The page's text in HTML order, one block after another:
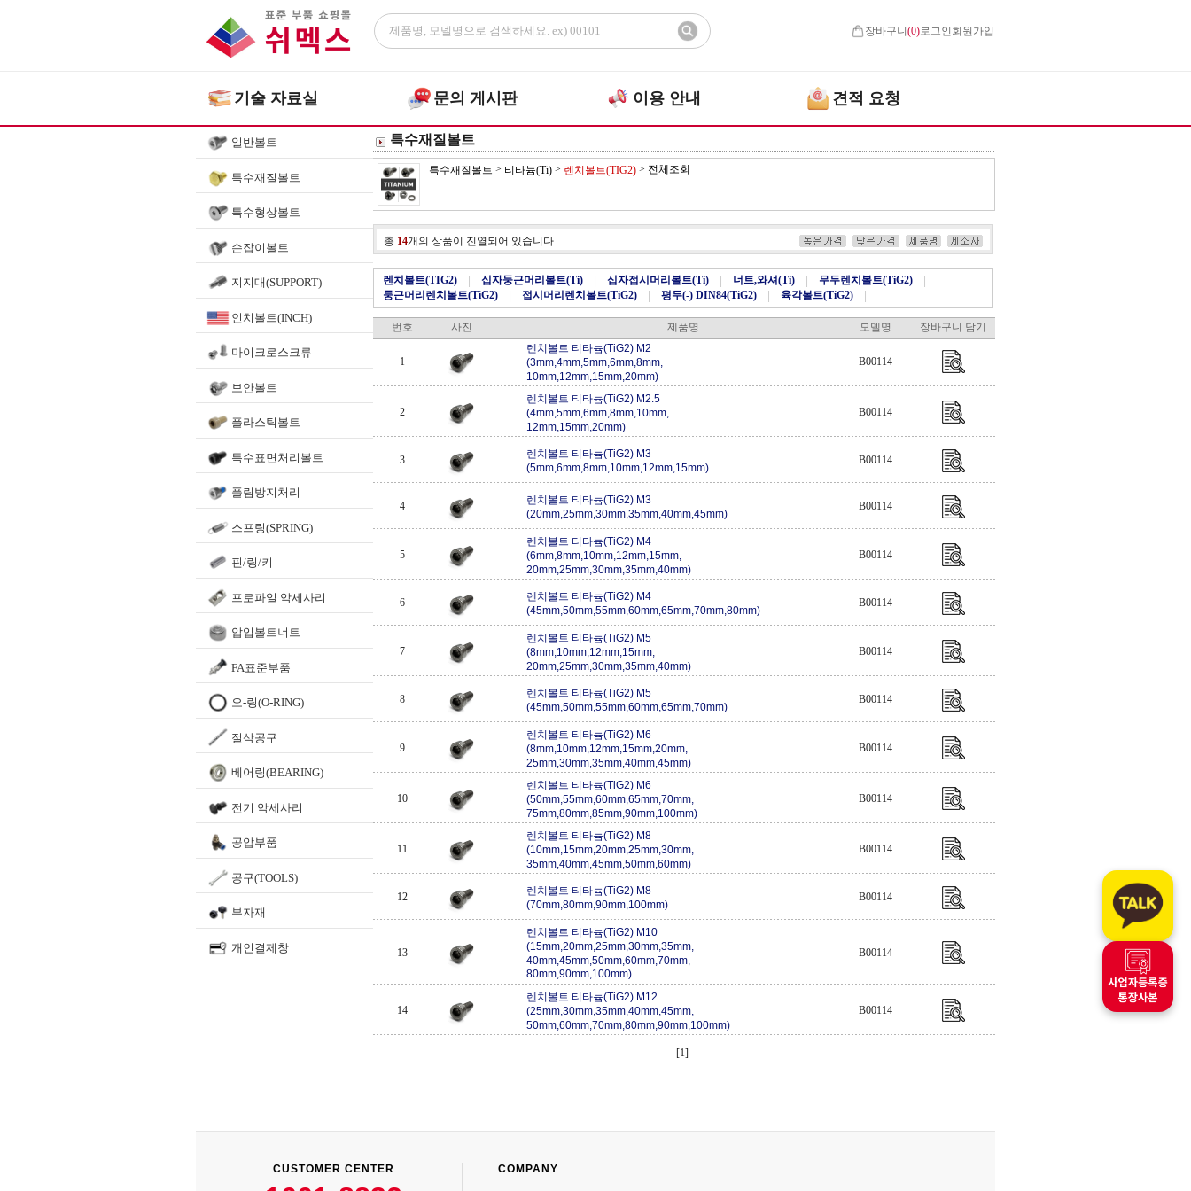
장바구니(0)로그인 회원가입
기술 자료실 문의 게시판 이용 안내 견적 요청
일반볼트
특수재질볼트
특수형상볼트
손잡이볼트
지지대(SUPPORT)
인치볼트(INCH)
마이크로스크류
보안볼트
플라스틱볼트
특수표면처리볼트
풀림방지처리
스프링(SPRING)
핀/링/키
프로파일 악세사리
압입볼트너트
FA표준부품
오-링(O-RING)
절삭공구
베어링(BEARING)
전기 악세사리
공압부품
공구(TOOLS)
부자재
개인결제창
특수재질볼트
특수재질볼트 > 티타늄(Ti) > 렌치볼트(TIG2) > 전체조회
총 14개의 상품이 진열되어 있습니다
렌치볼트(TIG2) 십자둥근머리볼트(Ti) 십자접시머리볼트(Ti) 너트,와셔(Ti) 무두렌치볼트(TiG2)
둥근머리렌치볼트(TiG2) 접시머리렌치볼트(TiG2) 평두(-) DIN84(TiG2) 육각볼트(TiG2)
번호 사진 제품명 모델명 장바구니 담기
1
렌치볼트 티타늄(TiG2) M2
(3mm,4mm,5mm,6mm,8mm,
10mm,12mm,15mm,20mm)
B00114
2
렌치볼트 티타늄(TiG2) M2.5
(4mm,5mm,6mm,8mm,10mm,
12mm,15mm,20mm)
B00114
3
렌치볼트 티타늄(TiG2) M3
(5mm,6mm,8mm,10mm,12mm,15mm)
B00114
4
렌치볼트 티타늄(TiG2) M3
(20mm,25mm,30mm,35mm,40mm,45mm)
B00114
5
렌치볼트 티타늄(TiG2) M4
(6mm,8mm,10mm,12mm,15mm,
20mm,25mm,30mm,35mm,40mm)
B00114
6
렌치볼트 티타늄(TiG2) M4
(45mm,50mm,55mm,60mm,65mm,70mm,80mm)
B00114
7
렌치볼트 티타늄(TiG2) M5
(8mm,10mm,12mm,15mm,
20mm,25mm,30mm,35mm,40mm)
B00114
8
렌치볼트 티타늄(TiG2) M5
(45mm,50mm,55mm,60mm,65mm,70mm)
B00114
9
렌치볼트 티타늄(TiG2) M6
(8mm,10mm,12mm,15mm,20mm,
25mm,30mm,35mm,40mm,45mm)
B00114
10
렌치볼트 티타늄(TiG2) M6
(50mm,55mm,60mm,65mm,70mm,
75mm,80mm,85mm,90mm,100mm)
B00114
11
렌치볼트 티타늄(TiG2) M8
(10mm,15mm,20mm,25mm,30mm,
35mm,40mm,45mm,50mm,60mm)
B00114
12
렌치볼트 티타늄(TiG2) M8
(70mm,80mm,90mm,100mm)
B00114
13
렌치볼트 티타늄(TiG2) M10
(15mm,20mm,25mm,30mm,35mm,
40mm,45mm,50mm,60mm,70mm,
80mm,90mm,100mm)
B00114
14
렌치볼트 티타늄(TiG2) M12
(25mm,30mm,35mm,40mm,45mm,
50mm,60mm,70mm,80mm,90mm,100mm)
B00114
[1]
CUSTOMER CENTER COMPANY